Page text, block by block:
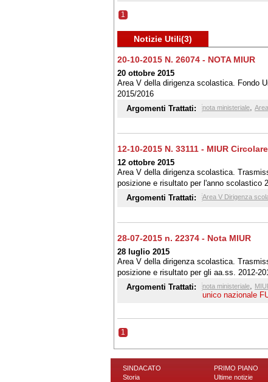
1
Notizie Utili(3)
20-10-2015 N. 26074 - NOTA MIUR
20 ottobre 2015
Area V della dirigenza scolastica. Fondo
2015/2016
Argomenti Trattati:
nota ministeriale,
12-10-2015 N. 33111 - MIUR Circolare
12 ottobre 2015
Area V della dirigenza scolastica.
posizione e risultato per l'anno scolastico
Argomenti Trattati:
Area V Dirigenza
28-07-2015 n. 22374 - Nota MIUR
28 luglio 2015
Area V della dirigenza scolastica.
posizione e risultato per gli aa.ss. 2012-
Argomenti Trattati:
nota ministeriale,
unico nazionale
1
SINDACATO
Storia
PRIMO PIANO
Ultime notizie